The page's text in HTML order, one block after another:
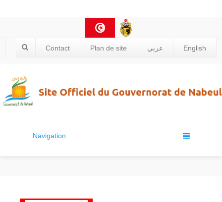
Contact Plan de site عربي English
Navigation